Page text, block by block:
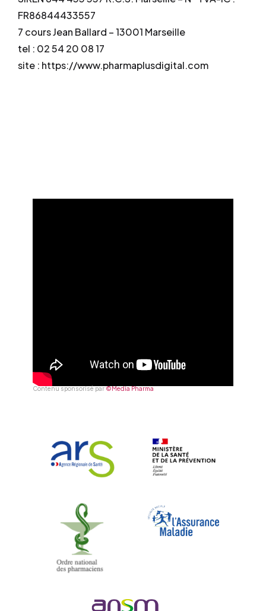
FR86844433557
7 cours Jean Ballard – 13001 Marseille
tel : 02 54 20 08 17
site : https://www.pharmaplusdigital.com
Contenu sponsorisé par©Media Pharma